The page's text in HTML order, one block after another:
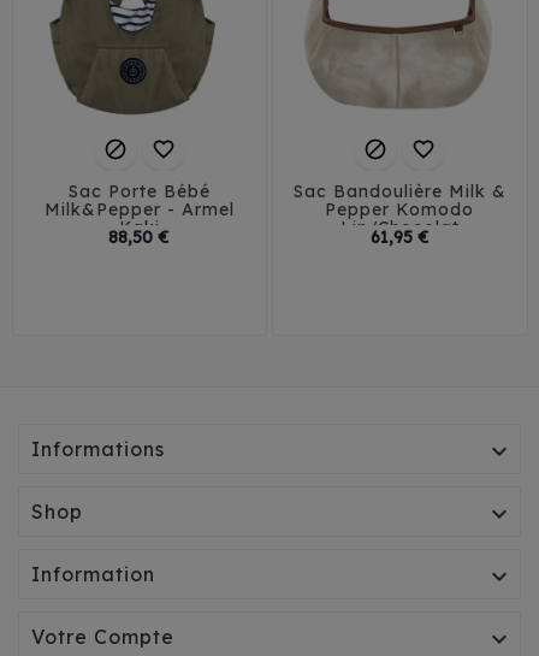
 
Sac Porte Bébé
Milk&Pepper - Armel
Kaki
88,50 €
 
Sac Bandoulière Milk &
Pepper Komodo
Lin/Chocolat
61,95 €Prix
Informations 
Shop 
Information 
Votre Compte 